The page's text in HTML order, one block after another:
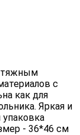
с
как для
Яркая и
упаковка
- 36*46 см